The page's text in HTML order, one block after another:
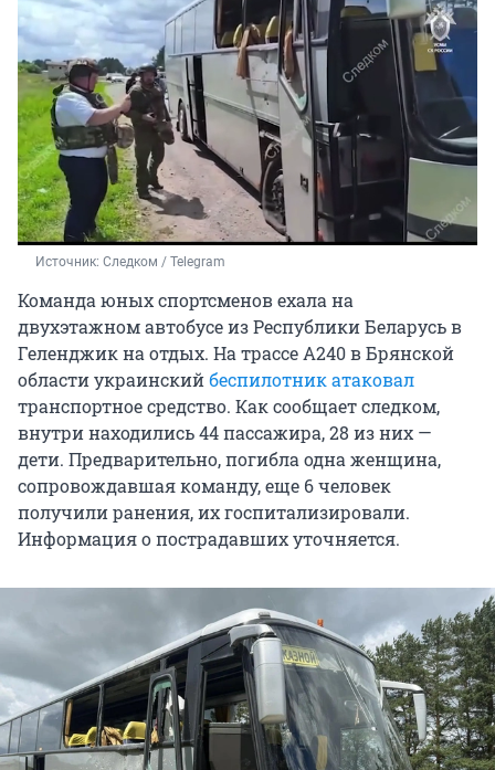
Источник: Следком / Telegram
Команда юных спортсменов ехала на
двухэтажном автобусе из Республики Беларусь в
Геленджик на отдых. На трассе А240 в Брянской
области украинскийбеспилотник атаковал
транспортное средство. Как сообщает следком,
внутри находились 44 пассажира, 28 из них —
дети. Предварительно, погибла одна женщина,
сопровождавшая команду, еще 6 человек
получили ранения, их госпитализировали.
Информация о пострадавших уточняется.